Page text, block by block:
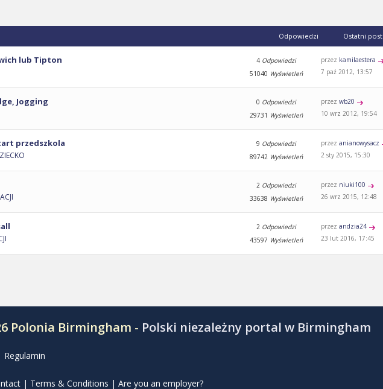
Odpowiedzi Ostatni post
lub Tipton 4 Odpowiedzi
51040 Wyświetleń
przez kamilaestera
7 paź 2012, 13:57
Jogging 0 Odpowiedzi
29731 Wyświetleń
przezwb20
10 wrz 2012, 19:54
przedszkola 9 Odpowiedzi
89742 Wyświetleń
przezanianowysacz
2 sty 2015, 15:30
2 Odpowiedzi
33638 Wyświetleń
przez niuki100
26 wrz 2015, 12:48
2 Odpowiedzi
43597 Wyświetleń
przezandzia24
23 lut 2016, 17:45
Polonia Birmingham - Polski niezależny portal w Birmingham
Regulamin
| Terms & Conditions | Are you an employer?